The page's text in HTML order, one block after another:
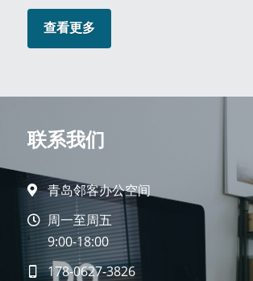
查看更多
联系我们
青岛邻客办公空间
周一至周五
9:00-18:00
178-0627-3826